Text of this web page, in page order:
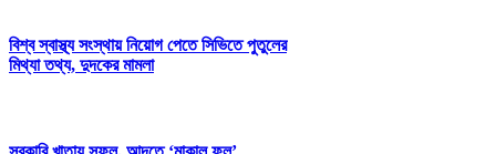
বিশ্ব স্বাস্থ্য সংস্থায় নিয়োগ পেতে সিভিতে পুতুলের
মিথ্যা তথ্য, দুদকের মামলা